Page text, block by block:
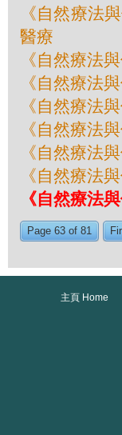
《自然療法
醫療
《自然療法
《自然療法
《自然療法
《自然療法
《自然療法
《自然療法
《自然療法
Page 63 of 81
主頁 Home